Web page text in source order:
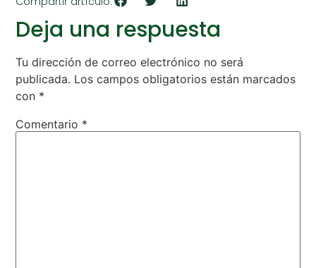
Deja una respuesta
Tu dirección de correo electrónico no será
publicada. Los campos obligatorios están marcados
con *
Comentario *